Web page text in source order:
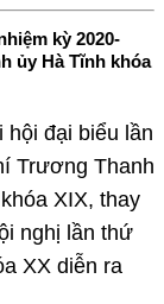
kỳ 2020-
ủy Hà Tĩnh khóa
hội đại biểu lần
Trương Thanh
XIX, thay
nghị lần thứ
XX diễn ra